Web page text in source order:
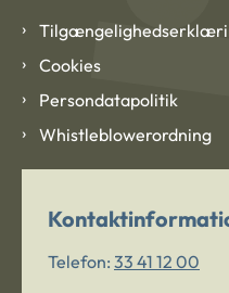
Cookies
Persondatapolitik
Whistleblowerordning
Telefon: 33 41 12 00